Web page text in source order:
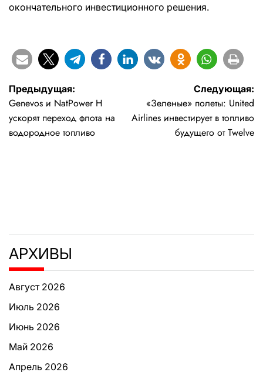
окончательного инвестиционного решения.
Навигация
по
записям
Предыдущая:
Genevos и NatPower H
ускорят переход флота на
водородное топливо
Следующая:
«Зеленые» полеты: United
Airlines инвестирует в топливо
будущего от Twelve
АРХИВЫ
Август 2026
Июль 2026
Июнь 2026
Май 2026
Апрель 2026